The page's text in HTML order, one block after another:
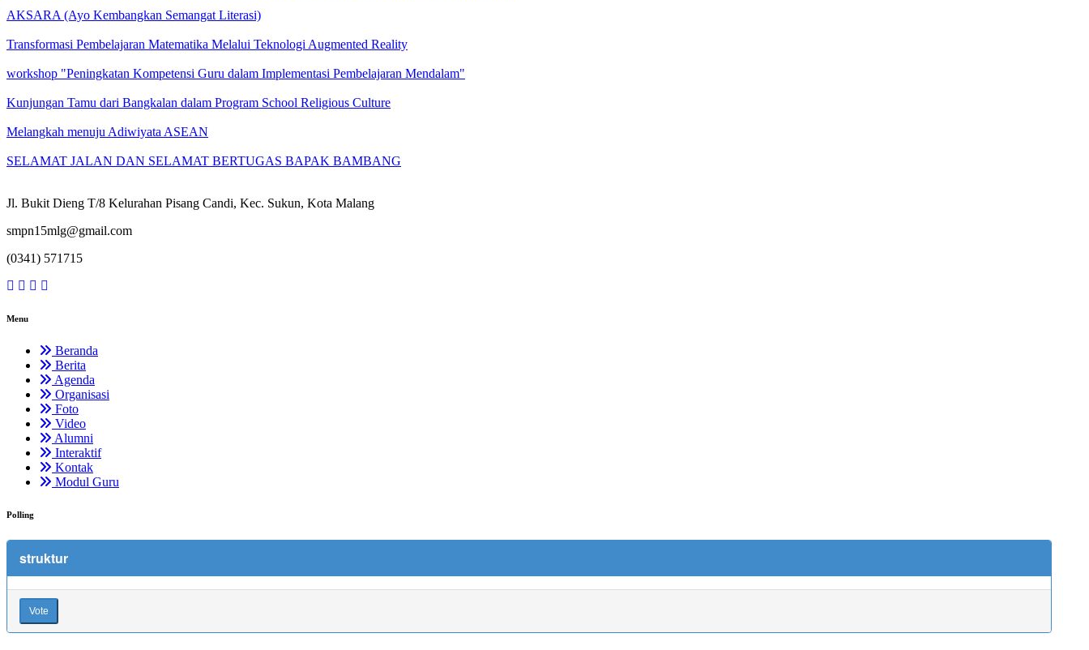
AKSARA (Ayo Kembangkan Semangat Literasi)
Transformasi Pembelajaran Matematika Melalui Teknologi Augmented Reality
workshop "Peningkatan Kompetensi Guru dalam Implementasi Pembelajaran Mendalam"
Kunjungan Tamu dari Bangkalan dalam Program School Religious Culture
Melangkah menuju Adiwiyata ASEAN
SELAMAT JALAN DAN SELAMAT BERTUGAS BAPAK BAMBANG
Jl. Bukit Dieng T/8 Kelurahan Pisang Candi, Kec. Sukun, Kota Malang
smpn15mlg@gmail.com
(0341) 571715
Menu
Beranda
Berita
Agenda
Organisasi
Foto
Video
Alumni
Interaktif
Kontak
Modul Guru
Polling
struktur
Vote